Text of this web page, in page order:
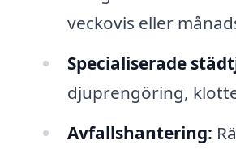
veckovis eller
Specialiserade
djuprengöring,
Avfallshantering: